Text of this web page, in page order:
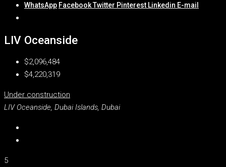
WhatsApp FacebookTwitter Pinterest Linkedin E-mail
LIV Oceanside
$2,096,484
$4,220,319
Under construction
LIV Oceanside, Dubai Islands, Dubai
5